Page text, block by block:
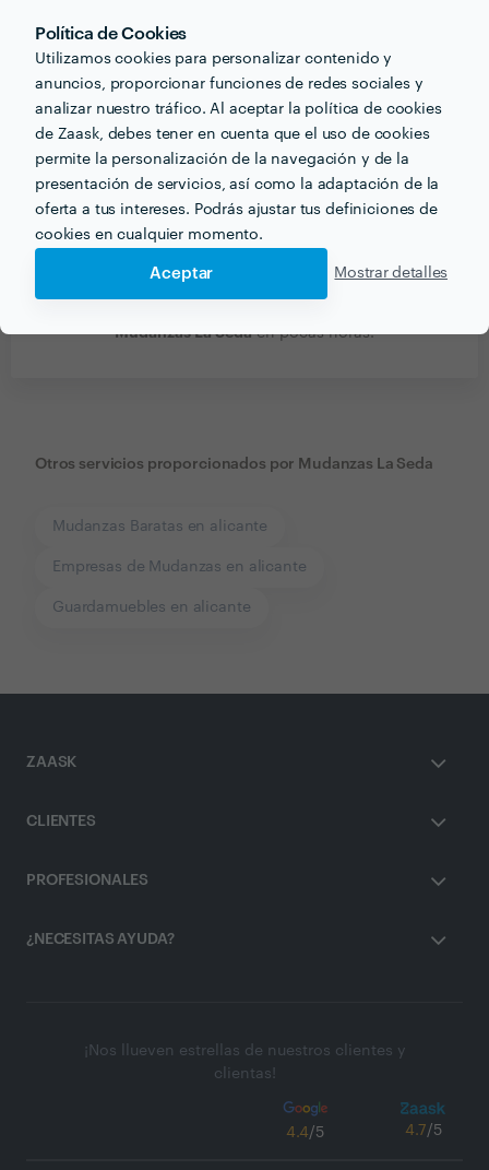
Política de Cookies
Utilizamos cookies para personalizar contenido y
anuncios, proporcionar funciones de redes sociales y
analizar nuestro tráfico. Al aceptar la política de cookies
de Zaask, debes tener en cuenta que el uso de cookies
permite la personalización de la navegación y de la
presentación de servicios, así como la adaptación de la
oferta a tus intereses. Podrás ajustar tus definiciones de
cookies en cualquier momento.
Aceptar Mostrar detalles
Mudanzas La Sedaen pocas horas.
Otros servicios proporcionados por Mudanzas La Seda
Mudanzas Baratas en alicante
Empresas de Mudanzas en alicante
Guardamuebles en alicante
ZAASK
CLIENTES
PROFESIONALES
¿NECESITAS AYUDA?
¡Nos llueven estrellas de nuestros clientes y
clientas!
4.4/5 4.7/5